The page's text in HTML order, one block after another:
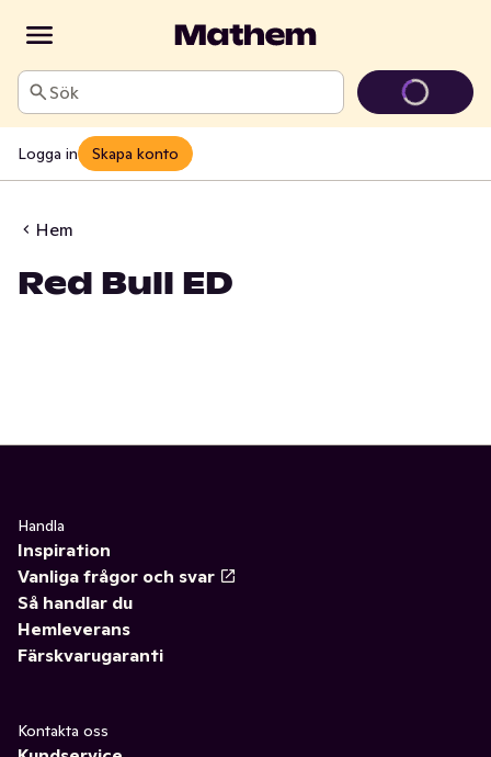
Sök
Logga in Skapa konto
Hem
Red Bull ED
Handla
Inspiration
Vanliga frågor och svar
Så handlar du
Hemleverans
Färskvarugaranti
Kontakta oss